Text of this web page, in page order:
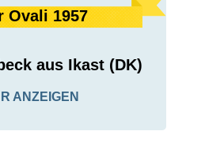
Ovali 1957
aus Ikast (DK)
ANZEIGEN